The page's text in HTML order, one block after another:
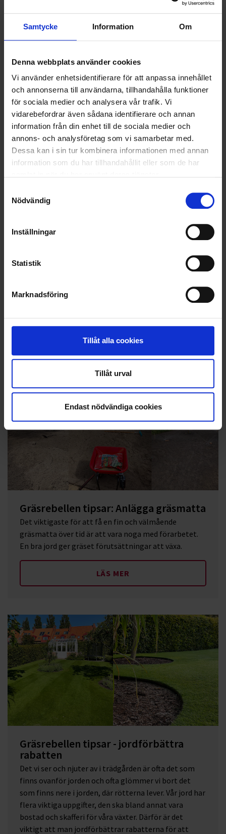
Samtycke Information Om
Denna webbplats använder cookies
Vi använder enhetsidentifierare för att anpassa innehållet
och annonserna till användarna, tillhandahålla funktioner
för sociala medier och analysera vår trafik. Vi
vidarebefordrar även sådana identifierare och annan
information från din enhet till de sociala medier och
annons- och analysföretag som vi samarbetar med.
Dessa kan i sin tur kombinera informationen med annan
information som du har tillhandahållit eller som de har
Nödvändig
Inställningar
Statistik
Marknadsföring
Tillåt alla cookies
Tillåt urval
Endast nödvändiga cookies
HARPAD MATJORD PLANTERINGSJORD
BARKFLIS TOPPDRESS
KOMPOSTJORD
Lär dig mer
Gräsrebellen tipsar: Anlägga gräsmatta
Det viktigaste för att få en fin och välmående
gräsmatta över tid är att vara noga med förarbetet.
En bra jord ger gräset förutsättningar att växa.
LÄS MER
Gräsrebellen tipsar - jordförbättra
rabatten
Det vi ser och njuter av i trädgården är ofta det som
finns ovanför jorden och ofta glömmer vi bort det
som finns nere i jorden, där rötterna lever. Vår jord har
flera viktiga uppgifter, den ska bland annat vara
bostad och skafferi för våra växter. Därför är det
viktigt att man jordförbättrar rabatterna för att